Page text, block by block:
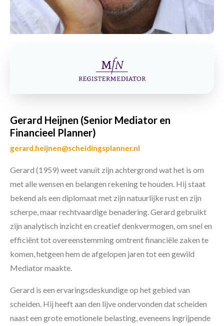
Gerard Heijnen (Senior Mediator en
Financieel Planner)
gerard.heijnen@scheidingsplanner.nl
Gerard (1959) weet vanuit zijn achtergrond wat het is om
met alle wensen en belangen rekening te houden. Hij staat
bekend als een diplomaat met zijn natuurlijke rust en zijn
scherpe, maar rechtvaardige benadering. Gerard gebruikt
zijn analytisch inzicht en creatief denkvermogen, om snel en
efficiënt tot overeenstemming omtrent financiële zaken te
komen, hetgeen hem de afgelopen jaren tot een gewild
Mediator maakte.
Gerard is een ervaringsdeskundige op het gebied van
scheiden. Hij heeft aan den lijve ondervonden dat scheiden
naast een grote emotionele belasting, eveneens ingrijpende